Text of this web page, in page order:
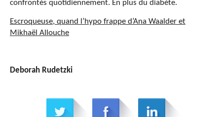
confrontés quotidiennement. En plus du diabète.
Escroqueuse, quand l’hypo frappe d’Ana Waalder et
Mikhaël Allouche
Deborah Rudetzki